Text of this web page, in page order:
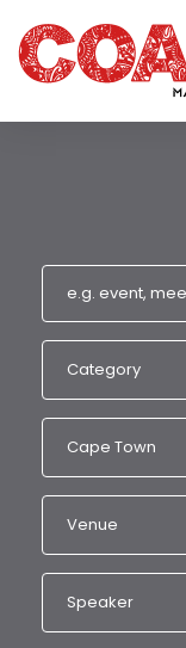
Category
Cape Town
Venue
Speaker